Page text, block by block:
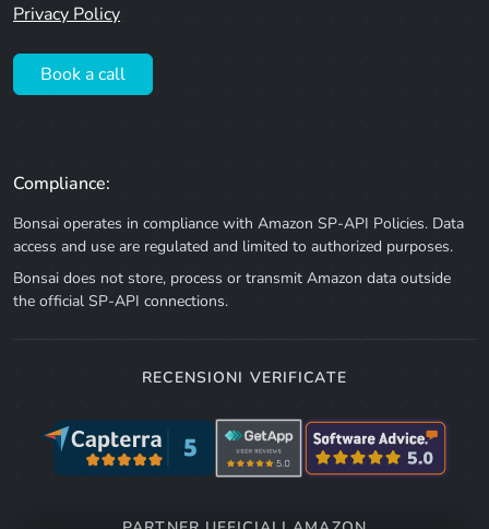
Privacy Policy
Book a call
Compliance:
Bonsai operates in compliance with Amazon SP-API Policies. Data
access and use are regulated and limited to authorized purposes.
Bonsai does not store, process or transmit Amazon data outside
the official SP-API connections.
RECENSIONI VERIFICATE